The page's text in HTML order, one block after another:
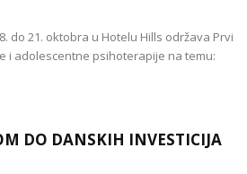
do 21. oktobra u Hotelu Hills održava Prvi
i adolescentne psihoterapije na temu:
DO DANSKIH INVESTICIJA